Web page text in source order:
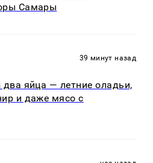
Самары
39 минут назад
яйца — летние оладьи,
и даже мясо с